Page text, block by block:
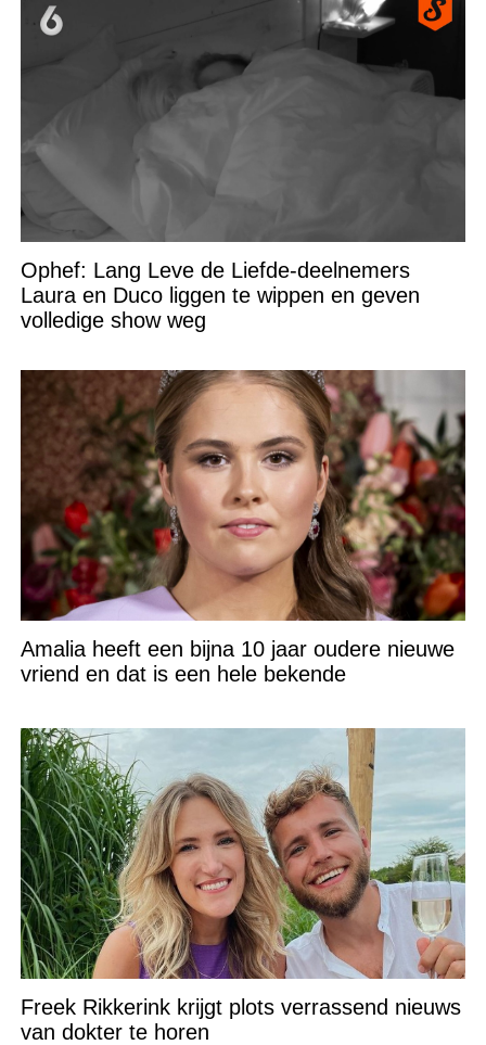
Ophef: Lang Leve de Liefde-deelnemers
Laura en Duco liggen te wippen en geven
volledige show weg
Amalia heeft een bijna 10 jaar oudere nieuwe
vriend en dat is een hele bekende
Freek Rikkerink krijgt plots verrassend nieuws
van dokter te horen